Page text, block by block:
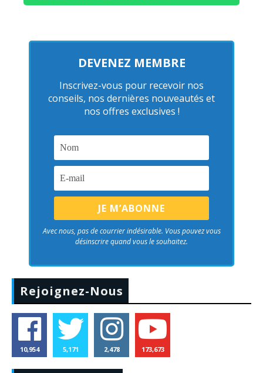
DEVENEZ MEMBRE
Inscrivez-vous pour recevoir nos
conseils, nos dernières nouveautés et
nos offres exclusives !
Avec nous, pas de courrier indésirable. Vous pouvez vous
désinscrire quand vous le souhaitez.
Rejoignez-Nous
10,954 5,171 2,478 173,673